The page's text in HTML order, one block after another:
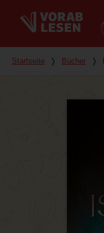
Du bist hier
Startseite ❭ Bücher ❭